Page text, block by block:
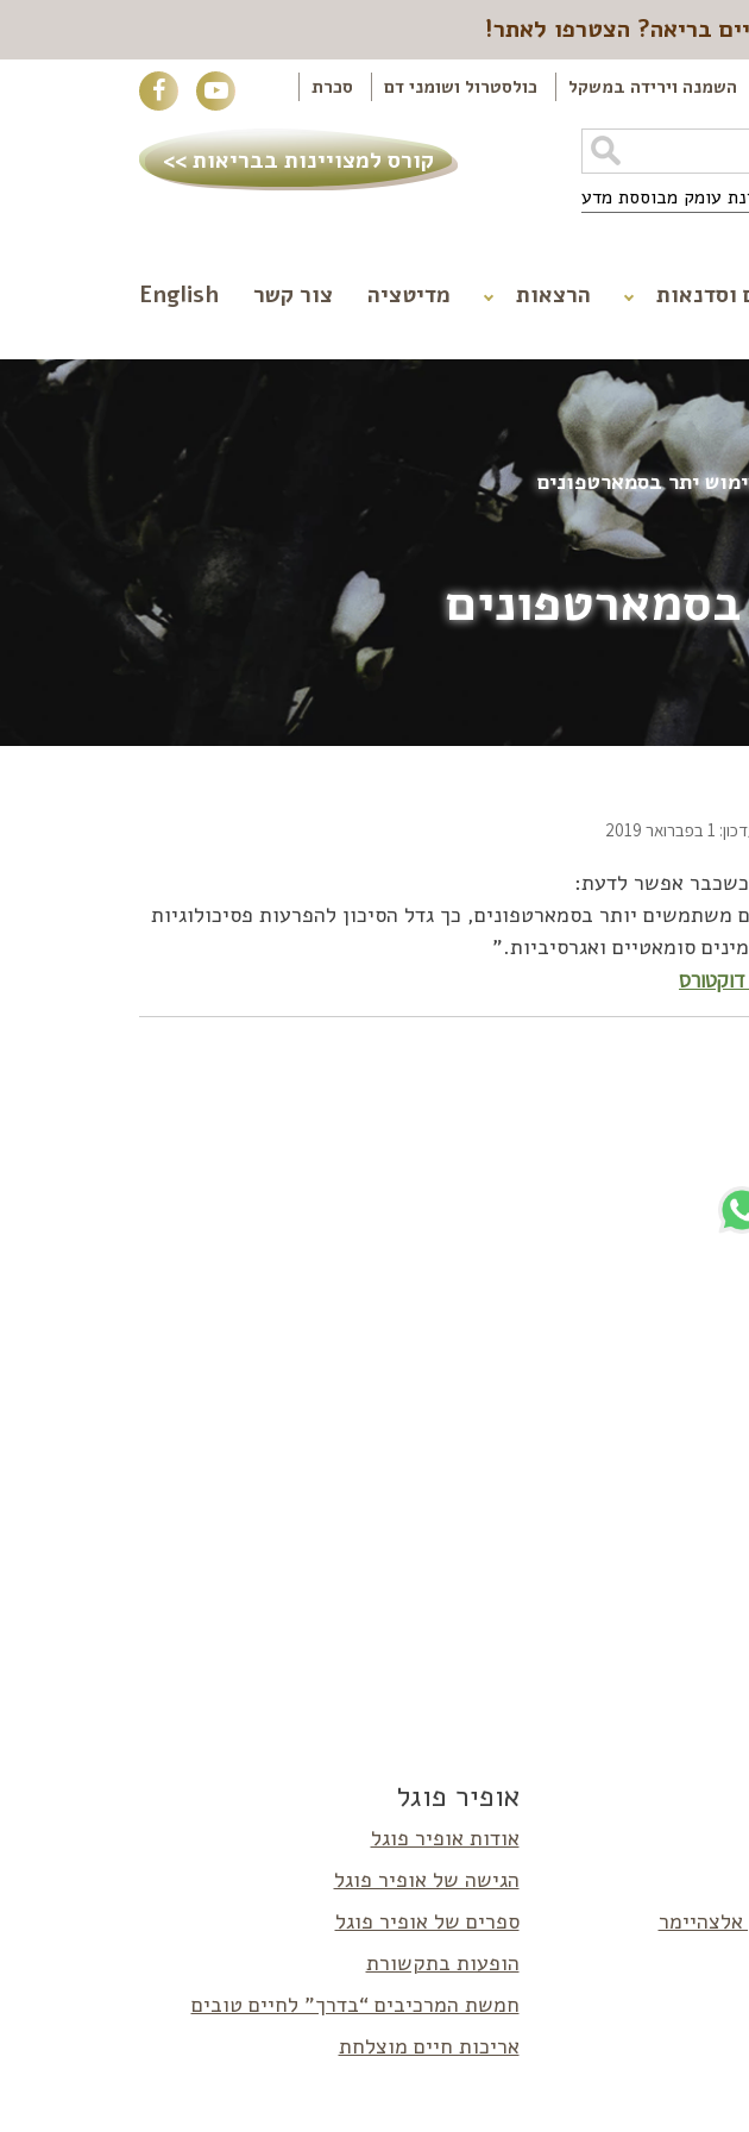
בריאה? הצטרפו לאתר!
השמנה וירידה במשקל כולסטרול ושומני דם סכרת
עומק מבוססת מדע
קורס למצויינות בבריאות >>
וסדנאות הרצאות מדיטציה צור קשר English
יתר בסמארטפונים
2019
כשכבר אפשר לדעת:
יותר בסמארטפונים, כך גדל הסיכון להפרעות פסיכולוגיות
סומאטיים ואגרסיביות.”
אופיר פוגל
אודות אופיר פוגל
הגישה של אופיר פוגל
ספרים של אופיר פוגל
הופעות בתקשורת
חמשת המרכיבים “בדרך” לחיים טובים
אריכות חיים מוצלחת